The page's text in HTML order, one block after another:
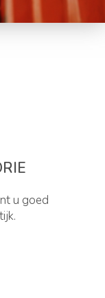
u goed